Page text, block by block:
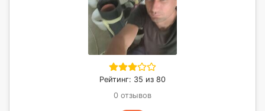
Рейтинг: 35 из 80
0 отзывов